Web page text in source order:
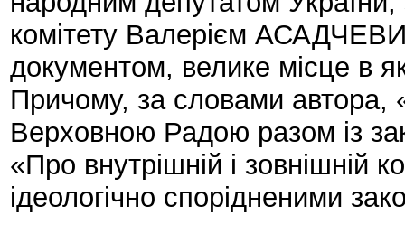
комітету Валерієм
документом, велике місце в
Причому, за словами автора,
Верховною Радою разом із
«Про внутрішній і зовнішній
ідеологічно спорідненими